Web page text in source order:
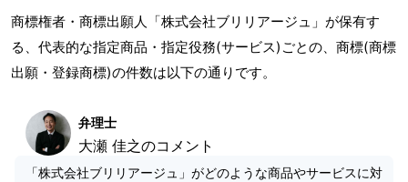
商標権者・商標出願人「株式会社ブリリアージュ」が保有す
る、代表的な指定商品・指定役務(サービス)ごとの、商標(商標
出願・登録商標)の件数は以下の通りです。
弁理士
大瀬 佳之のコメント
「株式会社ブリリアージュ」がどのような商品やサービスに対